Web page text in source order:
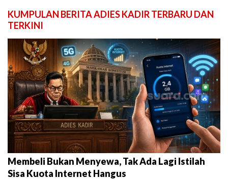
KUMPULAN BERITA ADIES KADIR TERBARU DAN
TERKINI
Membeli Bukan Menyewa, Tak Ada Lagi Istilah
Sisa Kuota Internet Hangus